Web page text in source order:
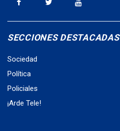
SECCIONES DESTACADAS
Sociedad
Política
Policiales
¡Arde Tele!